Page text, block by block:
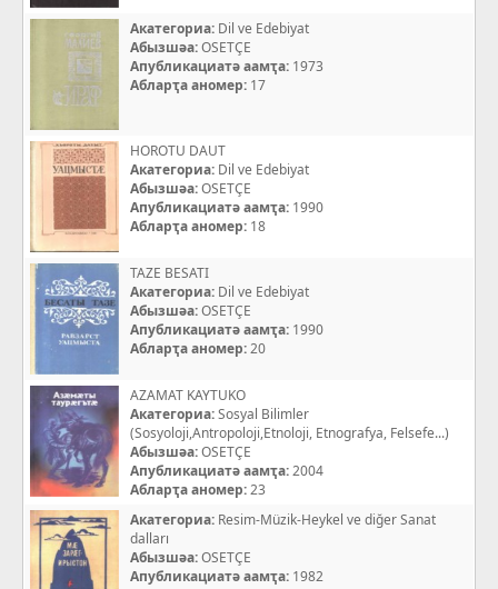
Акатегориа: Dil ve Edebiyat
Абызшәа:OSETÇE
Апубликациатә аамҭа: 1973
Абларҭа аномер: 17
HOROTU DAUT
Акатегориа: Dil ve Edebiyat
Абызшәа:OSETÇE
Апубликациатә аамҭа: 1990
Абларҭа аномер: 18
TAZE BESATI
Акатегориа: Dil ve Edebiyat
Абызшәа:OSETÇE
Апубликациатә аамҭа: 1990
Абларҭа аномер:20
AZAMAT KAYTUKO
Акатегориа:Sosyal Bilimler
(Sosyoloji,Antropoloji,Etnoloji, Etnografya, Felsefe...)
Абызшәа:OSETÇE
Апубликациатә аамҭа:2004
Абларҭа аномер:23
Акатегориа: Resim-Müzik-Heykel ve diğer Sanat
dalları
Абызшәа:OSETÇE
Апубликациатә аамҭа: 1982